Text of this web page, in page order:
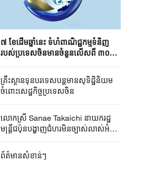
៧ ខែដើមឆ្នាំនេះ ទំហំពាណិជ្ជកម្មទំនិញ
របស់ប្រទេសចិនមានចំនួនលើសពី ៣០
គ្រឹះស្ថាន​ទុនបរទេស​បន្តមាន​សុទិដ្ឋិនិយម​
ចំពោះសេដ្ឋកិច្ច​ប្រទេសចិន​​
លោកស្រី Sanae ​Takaichi ​នាយករដ្ឋ
មន្ត្រី​ជប៉ុន​បង្ហាញជំហរមិន​ច្បាស់​លាស់​អំពី ​
“គោលការណ៍បី​គ្មាននុយក្លេអ៊ែរ​”​
ព័ត៌មានសំខាន់ៗ